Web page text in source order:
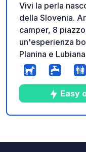
Vivi la perla
della Slovenia. Area unica per tende e
camper, 8
un'esperienza boutique!
Planina e Lubiana. Offriamo: -
calde - servizi
acqua calda -
acqua potabile -
macchina per il
escursioni nella
Easy